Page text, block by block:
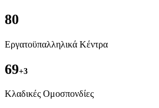
80
Εργατοϋπαλληλικά Κέντρα
69+3
Kλαδικές Ομοσπονδίες